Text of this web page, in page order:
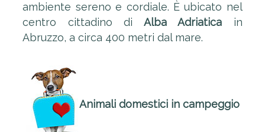
ambiente sereno e cordiale. È ubicato nel
centro cittadino diAlba Adriatica in
Abruzzo, a circa 400 me­­­tri dal mare.
Animali domestici in campeggio